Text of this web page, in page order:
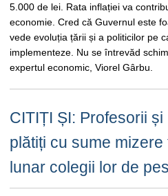
5.000 de lei. Rata inflației va
economie. Cred că Guvernul este
vede evoluția țării și a politicilor pe
implementeze. Nu se întrevăd
expertul economic, Viorel Gârbu.
CITIȚI ȘI: Profesorii
plătiți cu sume
lunar colegii lor de